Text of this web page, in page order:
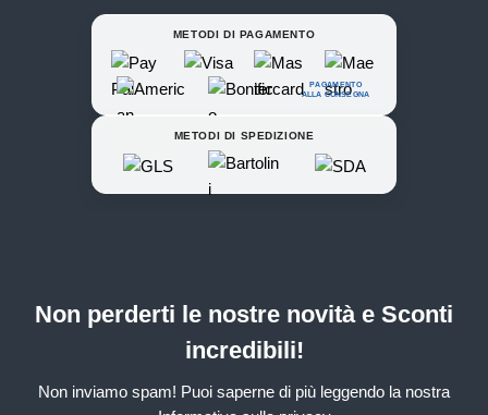
METODI DI PAGAMENTO
PAGAMENTO
ALLA CONSEGNA
METODI DI SPEDIZIONE
Non perderti le nostre novità e Sconti
incredibili!
Non inviamo spam! Puoi saperne di più leggendo la nostra